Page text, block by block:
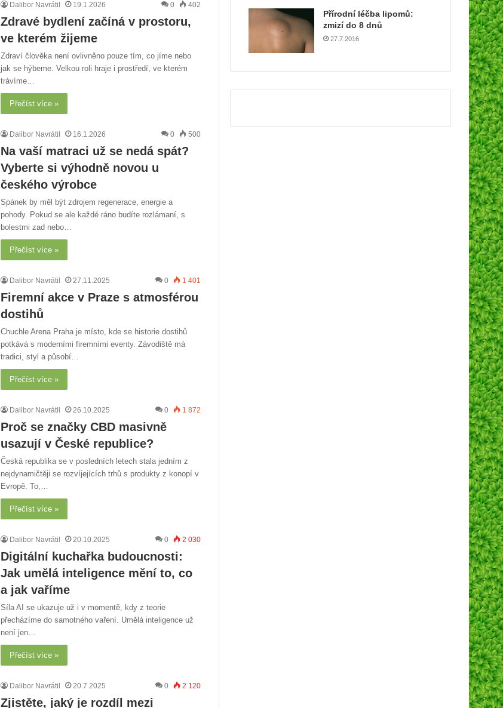
Dalibor Navrátil 19.1.2026 0 402
Zdravé bydlení začíná v prostoru,
ve kterém žijeme
Zdraví člověka není ovlivněno pouze tím, co jíme nebo
jak se hýbeme. Velkou roli hraje i prostředí, ve kterém
trávíme…
Přečíst více »
Dalibor Navrátil 16.1.2026 0 500
Na vaší matraci už se nedá spát?
Vyberte si výhodně novou u
českého výrobce
Spánek by měl být zdrojem regenerace, energie a
pohody. Pokud se ale každé ráno budíte rozlámaní, s
bolestmi zad nebo…
Přečíst více »
Dalibor Navrátil 27.11.2025 0 1 401
Firemní akce v Praze s atmosférou
dostihů
Chuchle Arena Praha je místo, kde se historie dostihů
potkává s moderními firemními eventy. Závodiště má
tradici, styl a působí…
Přečíst více »
Dalibor Navrátil 26.10.2025 0 1 872
Proč se značky CBD masivně
usazují v České republice?
Česká republika se v posledních letech stala jedním z
nejdynamičtěji se rozvíjejících trhů s produkty z konopí v
Evropě. To,…
Přečíst více »
Dalibor Navrátil 20.10.2025 0 2 030
Digitální kuchařka budoucnosti:
Jak umělá inteligence mění to, co
a jak vaříme
Síla AI se ukazuje už i v momentě, kdy z teorie
přecházíme do samotného vaření. Umělá inteligence už
není jen…
Přečíst více »
Dalibor Navrátil 20.7.2025 0 2 120
Zjistěte, jaký je rozdíl mezi
Přírodní léčba lipomů:
zmizí do 8 dnů
27.7.2016